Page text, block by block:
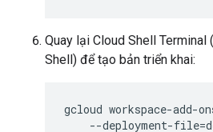
Quay lại Cloud Shell Terminal
Shell) để tạo bản triển khai:
gcloud workspace-add-
--deployment-file=